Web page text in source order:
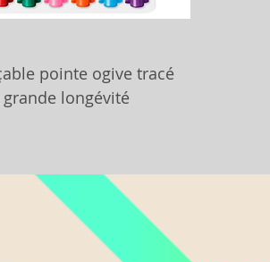
pointe ogive tracé
longévité